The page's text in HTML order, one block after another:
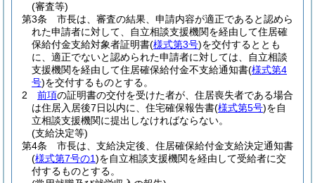
(審査等)
第3条
市長は、審査の結果、申請内容が適正であると認めら
れた申請者に対して、自立相談支援機関を経由して住居確
保給付金支給対象者証明書(様式第3号)を交付するととも
に、適正でないと認められた申請者に対しては、自立相談
支援機関を経由して住居確保給付金不支給通知書(様式第4
号)を交付するものとする。
2
前項の証明書の交付を受けた者が、住居喪失者である場合
は住居入居後7日以内に、住宅確保報告書(様式第5号)を自
立相談支援機関に提出しなければならない。
(支給決定等)
第4条
市長は、支給決定後、住居確保給付金支給決定通知書
(様式第7号の1)を自立相談支援機関を経由して受給者に交
付するものとする。